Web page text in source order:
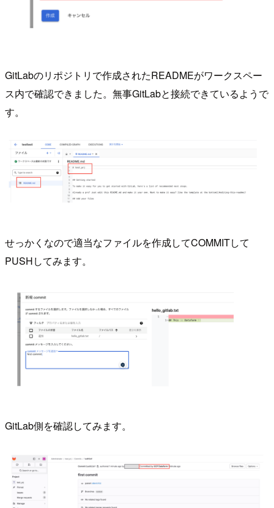
GitLabのリポジトリで作成されたREADMEがワークスペー
ス内で確認できました。無事GitLabと接続できているようで
す。
せっかくなので適当なファイルを作成してCOMMITして
PUSHしてみます。
GitLab側を確認してみます。